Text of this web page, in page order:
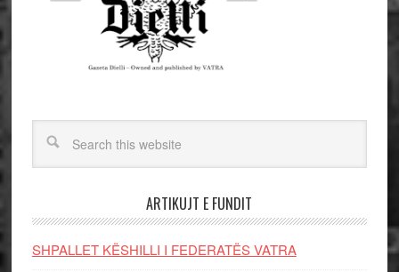
ARTIKUJT E FUNDIT
SHPALLET KËSHILLI I FEDERATËS VATRA